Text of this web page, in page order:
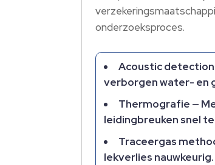
onderzoeksproces.​
Acoustic
verborgen water- en
Thermografie —
leidingbreuken snel
Traceergas
lekverlies nauwkeurig.​